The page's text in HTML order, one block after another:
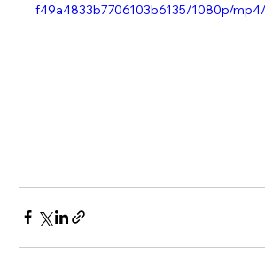
f49a4833b7706103b6135/1080p/